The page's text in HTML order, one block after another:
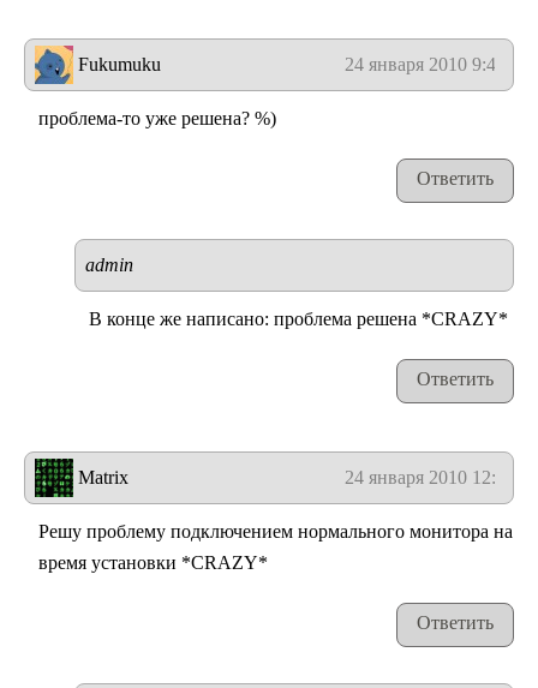
Fukumuku 24 января 2010 9:46
проблема-то уже решена? %)
Ответить
admin
В конце же написано: проблема решена *CRAZY*
Ответить
Matrix 24 января 2010 12:07
Решу проблему подключением нормального монитора на
время установки *CRAZY*
Ответить